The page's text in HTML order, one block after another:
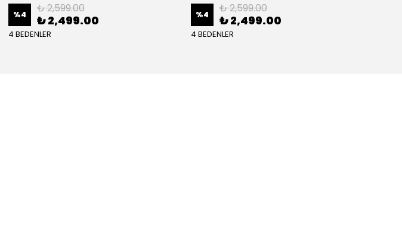
%4 ₺ 2,599.00
₺ 2,499.00
4 BEDENLER
%4 ₺ 2,599.00
₺ 2,499.00
4 BEDENLER